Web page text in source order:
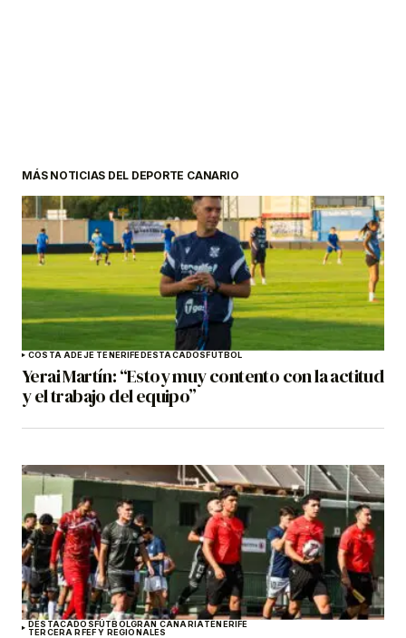
MÁS NOTICIAS DEL DEPORTE CANARIO
COSTA ADEJE TENERIFEDESTACADOSFÚTBOL
Yerai Martín: “Estoy muy contento con la actitud
y el trabajo del equipo”
DESTACADOSFÚTBOLGRAN CANARIATENERIFE
TERCERA RFEF Y REGIONALES